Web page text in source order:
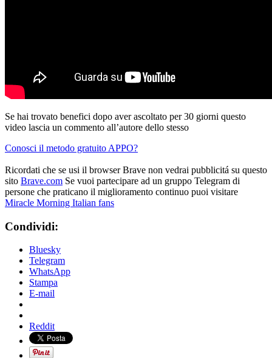
Se hai trovato benefici dopo aver ascoltato per 30 giorni questo
video lascia un commento all’autore dello stesso
Conosci il metodo gratuito APPO?
Ricordati che se usi il browser Brave non vedrai pubblicitá su questo
sito Brave.com Se vuoi partecipare ad un gruppo Telegram di
persone che praticano il miglioramento continuo puoi visitare
Miracle Morning Italian fans
Condividi:
Bluesky
Telegram
WhatsApp
Stampa
E-mail
Reddit